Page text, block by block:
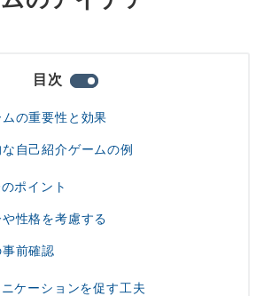
目次
の重要性と効果
自己紹介ゲームの例
ポイント
性格を考慮する
前確認
ケーションを促す工夫